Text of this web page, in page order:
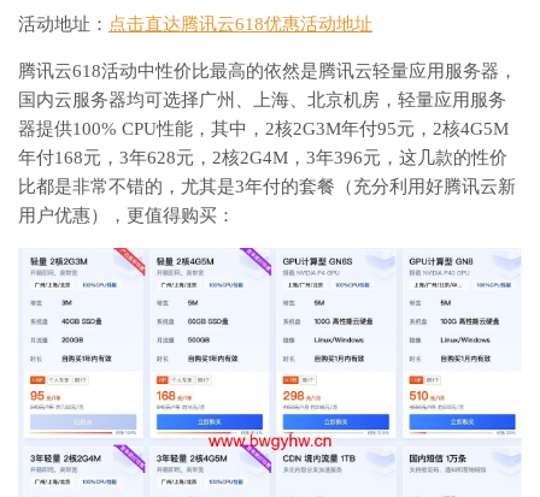
活动地址： 点击直达腾讯云618优惠活动地址
腾讯云618活动中性价比最高的依然是腾讯云轻量应用服务器，
国内云服务器均可选择广州、上海、北京机房，轻量应用服务
器提供100% CPU性能，其中，2核2G3M年付95元，2核4G5M
年付168元，3年628元，2核2G4M，3年396元，这几款的性价
比都是非常不错的，尤其是3年付的套餐（充分利用好腾讯云新
用户优惠），更值得购买：